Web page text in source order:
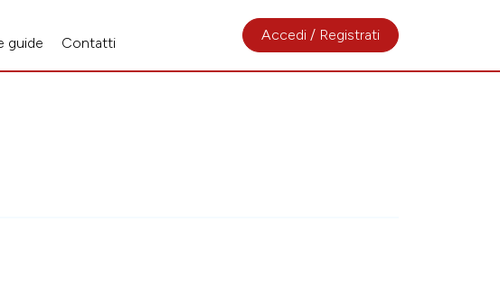
guide Contatti Accedi / Registrati